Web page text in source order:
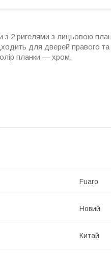
з 2 ригелями з лицьовою
для дверей правого
планки — хром.
Fuaro
Новий
Китай